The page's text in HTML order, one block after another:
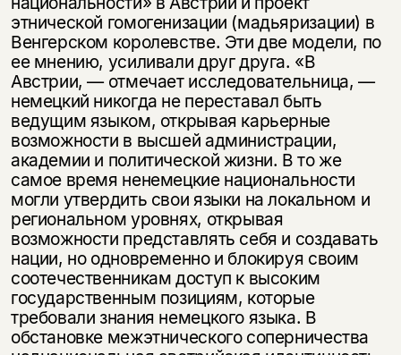
этнической гомогенизации (мадья­ризации) в
Венгерском королевстве. Эти две модели, по
ее мнению, усиливали друг друга. «В
Австрии, — отмечает исследовательница, —
немецкий никогда не переставал быть
ведущим языком, открывая карьерные
возможности в высшей администрации,
академии и политической жизни. В то же
самое время ненемецкие национальности
могли утвердить свои языки на локальном и
региональном уровнях, открывая
возможности представлять себя и создавать
нации, но одновременно и блокируя своим
соотечественникам доступ к высоким
государственным позициям, которые
требовали знания немецкого языка. В
обстановке межэтнического соперничества